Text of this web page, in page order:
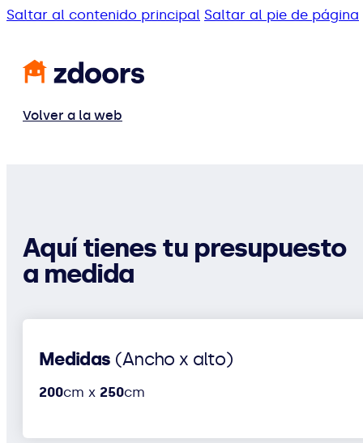
Saltar al contenido principal Saltar al pie de página
Volver a la web
Aquí tienes tu presupuesto
a medida
Medidas (Ancho x alto)
200cm x 250cm